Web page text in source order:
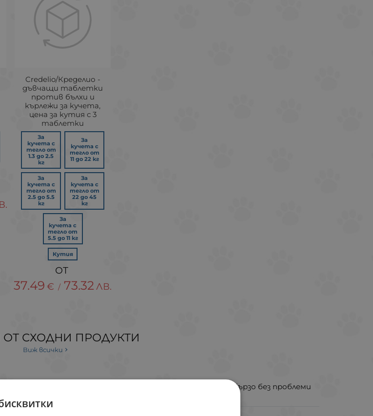
Credelio/Кределио -
дъвчащи таблетки
против бълхи и
кърлежи за кучета,
цена за кутия с 3
таблетки
За
кучета с
тегло от
1.3 до 2.5
кг
За
кучета с
тегло от
11 до 22 кг
За
кучета с
тегло от
2.5 до 5.5
кг
За
кучета с
тегло от
22 до 45
кг
За
кучета с
тегло от
5.5 до 11 кг
Кутия
37.49 € / 73.32 ЛВ.
СХОДНИ ПРОДУКТИ
Виж всички
и от закупените продукти пратката дойде бързо без проблеми